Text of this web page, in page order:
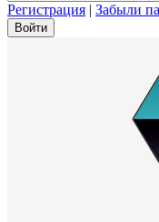
Регистрация | Забыли